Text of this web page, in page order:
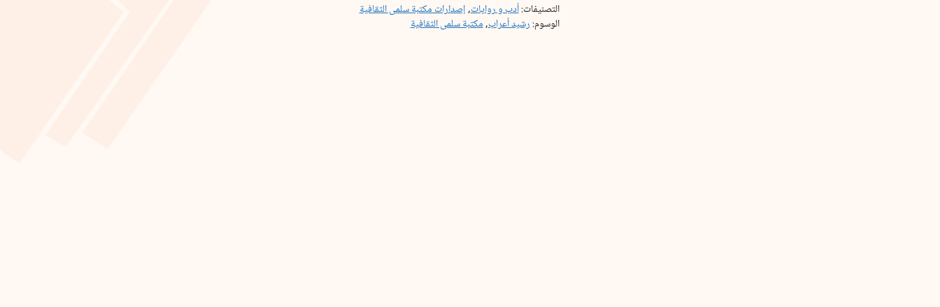
التصنيفات:أدب و روايات,إصدارات مكتبة سلمى الثقافية
الوسوم:رشيد أعراب,مكتبة سلمى الثقافية